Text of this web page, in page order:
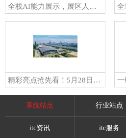
全栈AI能力展示，展区人气爆棚！itc保伦股份精彩亮相第24届广州国际专业灯光、音响展览会
精彩亮点抢先看！5月28日-31日，itc邀您共赴2026年广州国际专业灯光、音响展览会
系统站点 行业站点
itc资讯 itc服务